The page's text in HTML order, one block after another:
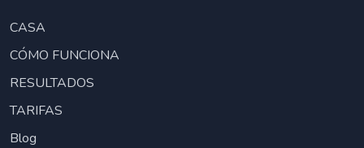
CASA
CÓMO FUNCIONA
RESULTADOS
TARIFAS
Blog